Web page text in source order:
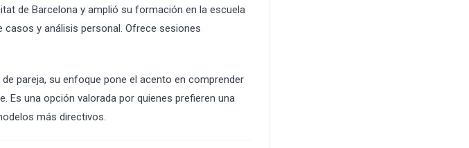
de Barcelona y amplió su formación en la escuela
casos y análisis personal. Ofrece sesiones
pareja, su enfoque pone el acento en comprender
Es una opción valorada por quienes prefieren una
más directivos.